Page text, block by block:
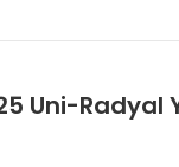
Uni-Radyal